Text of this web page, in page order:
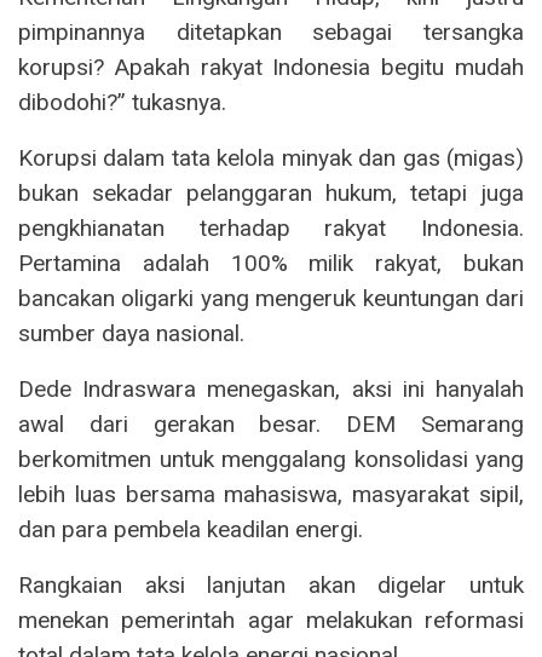
pimpinannya ditetapkan sebagai tersangka
korupsi? Apakah rakyat Indonesia begitu mudah
dibodohi?” tukasnya.
Korupsi dalam tata kelola minyak dan gas (migas)
bukan sekadar pelanggaran hukum, tetapi juga
pengkhianatan terhadap rakyat Indonesia.
Pertamina adalah 100% milik rakyat, bukan
bancakan oligarki yang mengeruk keuntungan dari
sumber daya nasional.
Dede Indraswara menegaskan, aksi ini hanyalah
awal dari gerakan besar. DEM Semarang
berkomitmen untuk menggalang konsolidasi yang
lebih luas bersama mahasiswa, masyarakat sipil,
dan para pembela keadilan energi.
Rangkaian aksi lanjutan akan digelar untuk
menekan pemerintah agar melakukan reformasi